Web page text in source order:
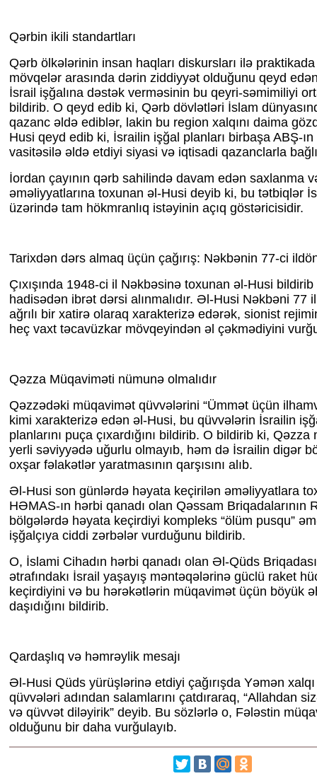
Qərbin ikili standartları
Qərb ölkələrinin insan haqları diskursları ilə praktikada
mövqelər arasında dərin ziddiyyət olduğunu qeyd
İsrail işğalına dəstək verməsinin bu qeyri-səmimiliyi
bildirib. O qeyd edib ki, Qərb dövlətləri İslam
qazanc əldə ediblər, lakin bu region xalqını daima
Husi qeyd edib ki, İsrailin işğal planları birbaşa ABŞ-
vasitəsilə əldə etdiyi siyasi və iqtisadi qazanclarla
İordan çayının qərb sahilində davam edən saxlanma
əməliyyatlarına toxunan əl-Husi deyib ki, bu tətbiqlər
üzərində tam hökmranlıq istəyinin açıq göstəricisidir.
Tarixdən dərs almaq üçün çağırış: Nəkbənin 77-ci
Çıxışında 1948-ci il Nəkbəsinə toxunan əl-Husi
hadisədən ibrət dərsi alınmalıdır. Əl-Husi Nəkbəni 77
ağrılı bir xatirə olaraq xarakterizə edərək, sionist
heç vaxt təcavüzkar mövqeyindən əl çəkmədiyini
Qəzza Müqaviməti nümunə olmalıdır
Qəzzədəki müqavimət qüvvələrini “Ümmət üçün
kimi xarakterizə edən əl-Husi, bu qüvvələrin İsrailin
planlarını puça çıxardığını bildirib. O bildirib ki,
yerli səviyyədə uğurlu olmayıb, həm də İsrailin digər
oxşar fəlakətlər yaratmasının qarşısını alıb.
Əl-Husi son günlərdə həyata keçirilən əməliyyatlara
HƏMAS-ın hərbi qanadı olan Qəssam Briqadalarının
bölgələrdə həyata keçirdiyi kompleks “ölüm pusqu”
işğalçıya ciddi zərbələr vurduğunu bildirib.
O, İslami Cihadın hərbi qanadı olan Əl-Qüds
ətrafındakı İsrail yaşayış məntəqələrinə güclü raket
keçirdiyini və bu hərəkətlərin müqavimət üçün böyük
daşıdığını bildirib.
Qardaşlıq və həmrəylik mesajı
Əl-Husi Qüds yürüşlərinə etdiyi çağırışda Yəmən xalqı
qüvvələri adından salamlarını çatdıraraq, “Allahdan
və qüvvət diləyirik” deyib. Bu sözlərlə o, Fələstin
olduğunu bir daha vurğulayıb.